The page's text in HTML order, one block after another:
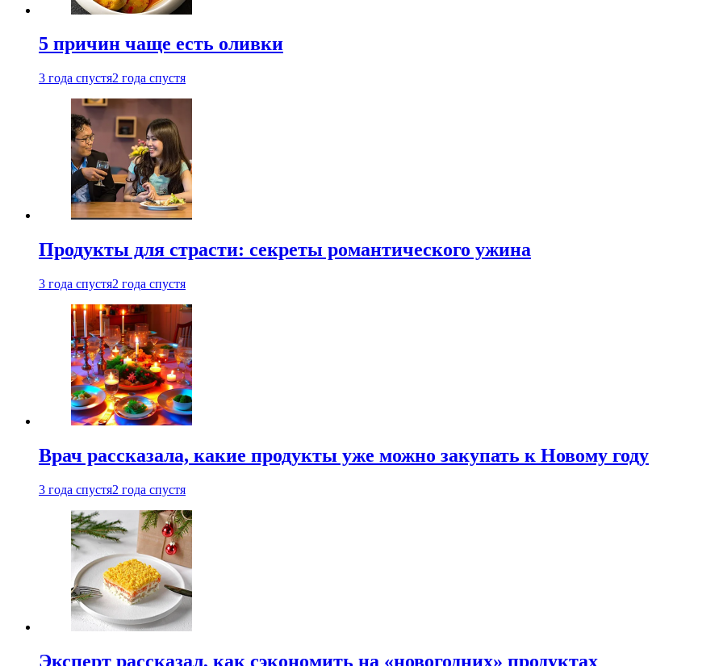
5 причин чаще есть оливки
3 года спустя2 года спустя
Продукты для страсти: секреты романтического ужина
3 года спустя2 года спустя
Врач рассказала, какие продукты уже можно закупать к Новому году
3 года спустя2 года спустя
Эксперт рассказал, как сэкономить на «новогодних» продуктах